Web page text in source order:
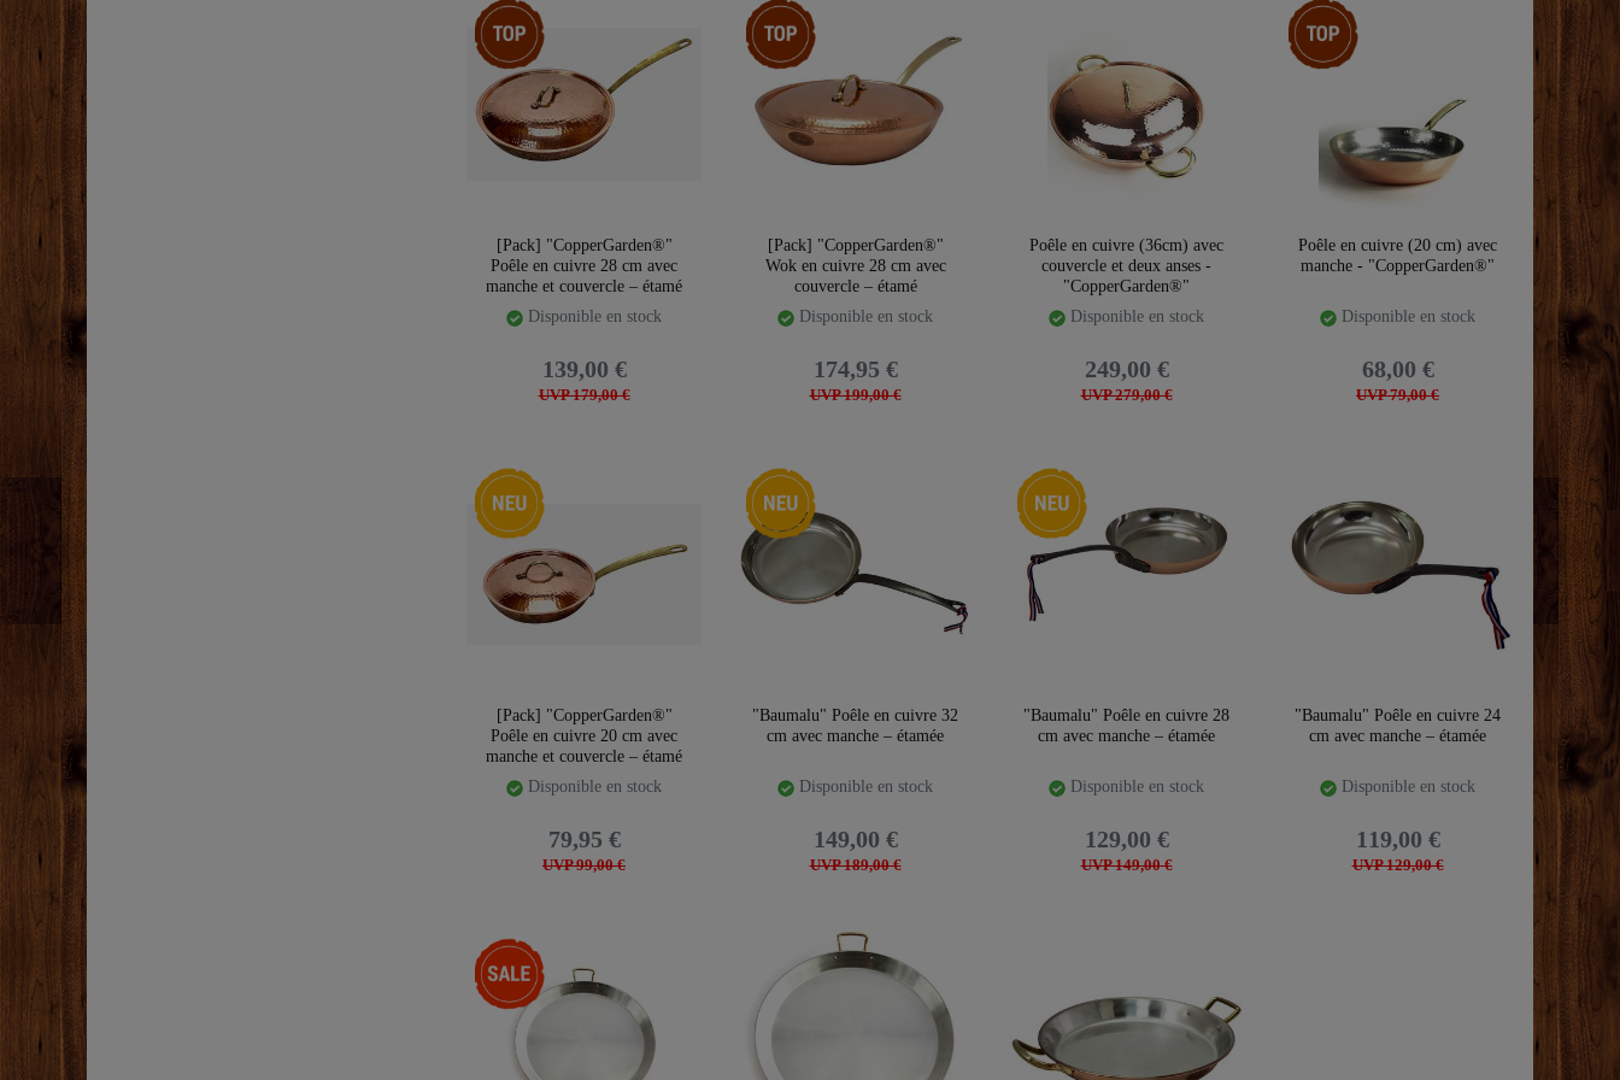
Pack d’articles
[Pack] "CopperGarden®"
Poêle en cuivre 28 cm avec
manche et couvercle – étamé
Disponible en stock
UVP 179,00 €
139,00 €
Pack d’articles
[Pack] "CopperGarden®"
Wok en cuivre 28 cm avec
couvercle – étamé
Disponible en stock
UVP 199,00 €
174,95 €
Poêle en cuivre (36cm) avec
couvercle et deux anses -
"CopperGarden®"
Disponible en stock
UVP 279,00 €
249,00 €
Article phare
Poêle en cuivre (20 cm) avec
manche - "CopperGarden®"
Disponible en stock
UVP 79,00 €
68,00 €
Nouveauté
[Pack] "CopperGarden®"
Poêle en cuivre 20 cm avec
manche et couvercle – étamé
Disponible en stock
UVP 99,00 €
79,95 €
Nouveauté
"Baumalu" Poêle en cuivre 32
cm avec manche – étamée
Disponible en stock
UVP 189,00 €
149,00 €
Nouveauté
"Baumalu" Poêle en cuivre 28
cm avec manche – étamée
Disponible en stock
UVP 149,00 €
129,00 €
"Baumalu" Poêle en cuivre 24
cm avec manche – étamée
Disponible en stock
UVP 129,00 €
119,00 €
-18%